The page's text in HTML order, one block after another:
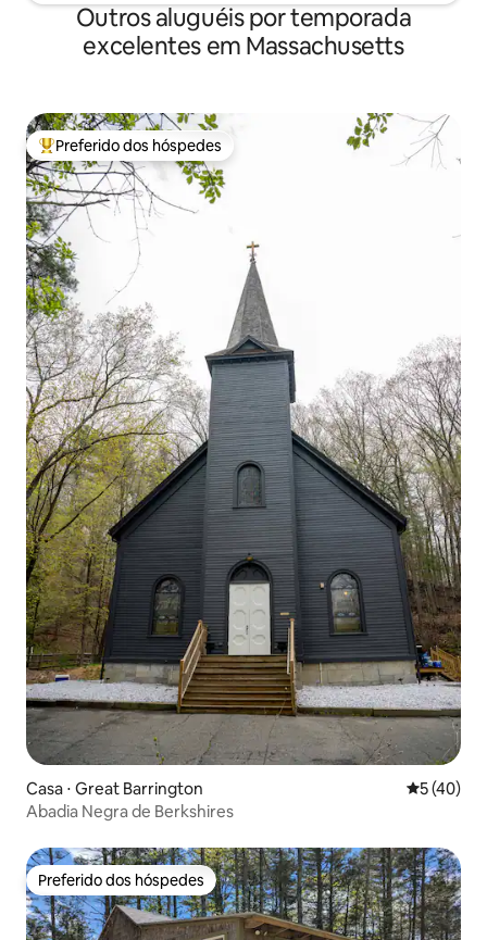
Outros aluguéis por temporada
excelentes em Massachusetts
Entre os melhores preferidos dos hóspedes
Preferido dos hóspedes
Casa ⋅ Great Barrington 5 de uma
5 (40)
Abadia Negra de Berkshires
Preferido dos hóspedes
Preferido dos hóspedes